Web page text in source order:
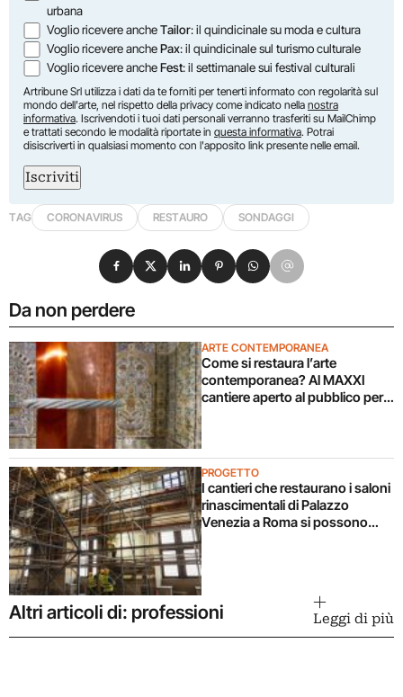
urbana
Voglio ricevere ancheTailor: il quindicinale su moda e cultura
Voglio ricevere anchePax: il quindicinale sul turismo culturale
Voglio ricevere ancheFest: il settimanale sui festival culturali
Artribune Srl utilizza i dati da te forniti per tenerti informato con regolarità sul
mondo dell'arte, nel rispetto della privacy come indicato nella nostra
informativa. Iscrivendoti i tuoi dati personali verranno trasferiti su MailChimp
e trattati secondo le modalità riportate in questa informativa. Potrai
disiscriverti in qualsiasi momento con l'apposito link presente nelle email.
Iscriviti
TAG CORONAVIRUS RESTAURO SONDAGGI
Da non perdere
ARTE CONTEMPORANEA
Come si restaura l’arte
contemporanea? Al MAXXI
cantiere aperto al pubblico per
PROGETTO
I cantieri che restaurano i saloni
rinascimentali di Palazzo
Venezia a Roma si possono
Condividi su Facebook
Condividi su X
Condividi su LinkedIn
Condividi su Pinterest
Condividi su WhatsApp
Condividi su Email
Altri articoli di: professioni Leggi di più